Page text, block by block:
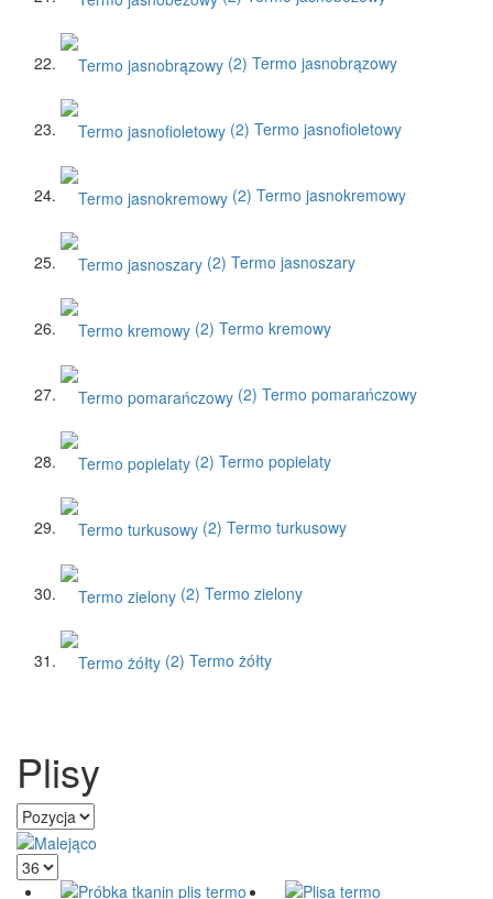
(2) Termo jasnobrązowy
(2) Termo jasnofioletowy
(2) Termo jasnokremowy
(2) Termo jasnoszary
(2) Termo kremowy
(2) Termo pomarańczowy
(2) Termo popielaty
(2) Termo turkusowy
(2) Termo zielony
(2) Termo żółty
Plisy